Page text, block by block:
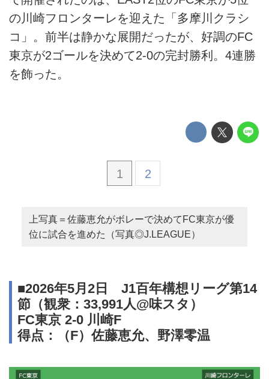
の川崎フロンターレを迎えた「多摩川クラシ
コ」。前半は静かな展開だったが、好調のFC
東京が2ゴールを決めて2-0の完封勝利。4連勝
を飾った。
1 2
上写真＝佐藤恵允がボレーで決めてFC東京が優
位に試合を進めた（写真◎J.LEAGUE）
■2026年5月2日 J1百年構想リーグ第14
節（観衆：33,991人@味スタ）
FC東京 2-0 川崎F
得点：（F）佐藤恵允、野澤零温